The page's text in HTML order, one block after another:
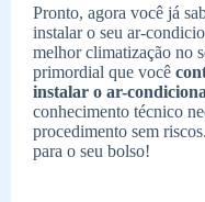
Pronto, agora você já
instalar o seu ar-
melhor climatização no
primordial que você
instalar o ar-
conhecimento técnico
procedimento sem
para o seu bolso!